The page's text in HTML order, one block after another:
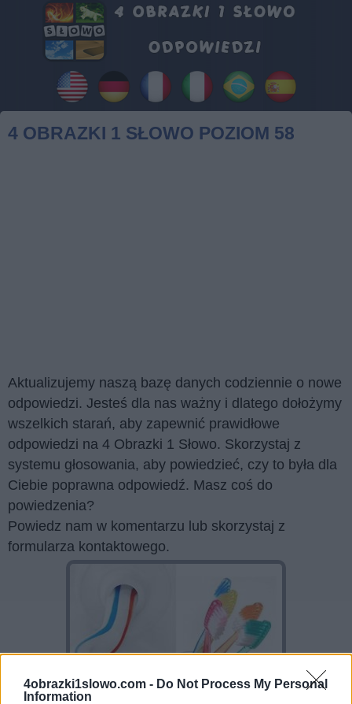
4obrazki1slowo.com - Do Not Process My Personal
Information
4 OBRAZKI 1 SŁOWO POZIOM 58
Aktualizujemy naszą bazę danych codziennie o nowe
odpowiedzi. Jesteś dla nas ważny i dlatego dołożymy
wszelkich starań, aby zapewnić prawidłowe
odpowiedzi na 4 Obrazki 1 Słowo. Skorzystaj z
systemu głosowania, aby powiedzieć, czy to była dla
Ciebie poprawna odpowiedź. Masz coś do
powiedzenia?
Powiedz nam w komentarzu lub skorzystaj z
formularza kontaktowego.